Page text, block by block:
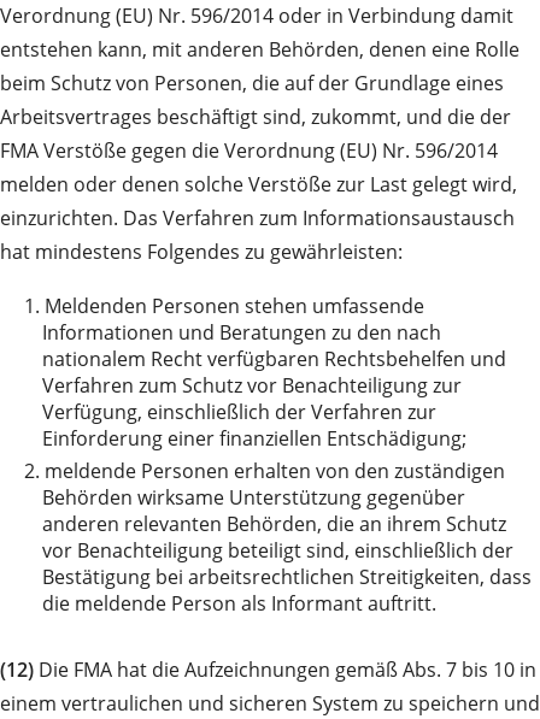
Verordnung (EU) Nr. 596/2014 oder in Verbindung damit
entstehen kann, mit anderen Behörden, denen eine Rolle
beim Schutz von Personen, die auf der Grundlage eines
Arbeitsvertrages beschäftigt sind, zukommt, und die der
FMA Verstöße gegen die Verordnung (EU) Nr. 596/2014
melden oder denen solche Verstöße zur Last gelegt wird,
einzurichten. Das Verfahren zum Informationsaustausch
hat mindestens Folgendes zu gewährleisten:
1. Meldenden Personen stehen umfassende
Informationen und Beratungen zu den nach
nationalem Recht verfügbaren Rechtsbehelfen und
Verfahren zum Schutz vor Benachteiligung zur
Verfügung, einschließlich der Verfahren zur
Einforderung einer finanziellen Entschädigung;
2. meldende Personen erhalten von den zuständigen
Behörden wirksame Unterstützung gegenüber
anderen relevanten Behörden, die an ihrem Schutz
vor Benachteiligung beteiligt sind, einschließlich der
Bestätigung bei arbeitsrechtlichen Streitigkeiten, dass
die meldende Person als Informant auftritt.
(12) Die FMA hat die Aufzeichnungen gemäß Abs. 7 bis 10 in
einem vertraulichen und sicheren System zu speichern und